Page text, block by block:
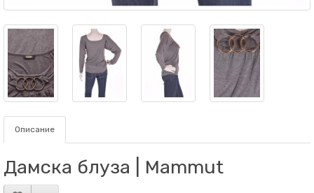
Описание
Дамскa блузa | Mammut